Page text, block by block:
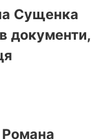
Сущенка
документи,
Романа